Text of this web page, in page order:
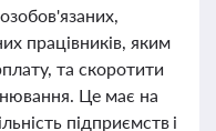
працівників, яким
та скоротити
Це має на
підприємств і